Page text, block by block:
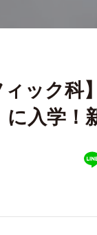
ック科
に入学！